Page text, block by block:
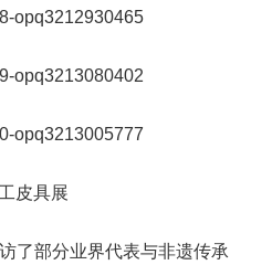
皮具展
了部分业界代表与非遗传承